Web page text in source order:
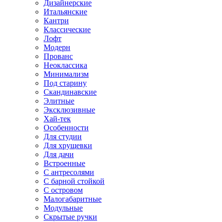
Дизайнерские
Итальянские
Кантри
Классические
Лофт
Модерн
Прованс
Неоклассика
Минимализм
Под старину
Скандинавские
Элитные
Эксклюзивные
Хай-тек
Особенности
Для студии
Для хрущевки
Для дачи
Встроенные
С антресолями
С барной стойкой
С островом
Малогабаритные
Модульные
Скрытые ручки